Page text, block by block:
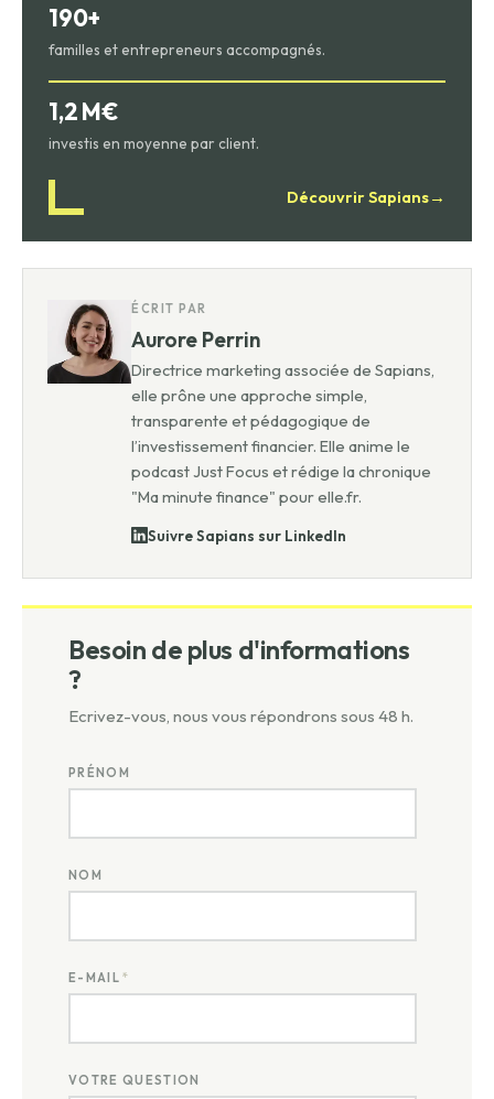
190+
familles et entrepreneurs accompagnés.
1,2 M€
investis en moyenne par client.
Découvrir Sapians→
ÉCRIT PAR
Aurore Perrin
Directrice marketing associée de Sapians,
elle prône une approche simple,
transparente et pédagogique de
l’investissement financier. Elle anime le
podcast Just Focus et rédige la chronique
"Ma minute finance" pour elle.fr.
Suivre Sapians sur LinkedIn
Besoin de plus d'informations
?
Ecrivez-vous, nous vous répondrons sous 48 h.
PRÉNOM
NOM
E-MAIL *
VOTRE QUESTION